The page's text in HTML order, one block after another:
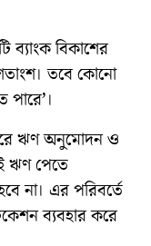
ব্যাংক বিকাশের
তবে কোনো
ঋণ অনুমোদন ও
ঋণ পেতে
না। এর পরিবর্তে
ব্যবহার করে